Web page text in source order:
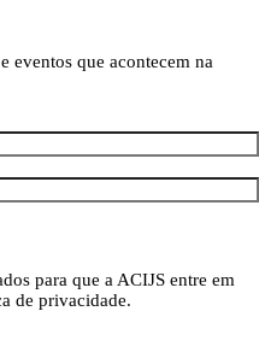
eventos que acontecem na
para que a ACIJS entre em
de privacidade.